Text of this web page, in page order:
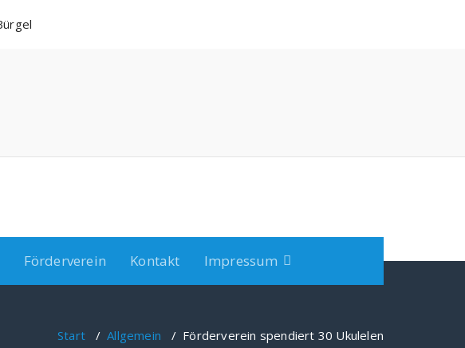
Förderverein Kontakt Impressum
Start/Allgemein / Förderverein spendiert 30 Ukulelen